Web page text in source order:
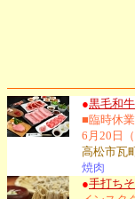
●黒毛和
■臨時休
6月20日
高松市瓦
焼肉
●手打ち